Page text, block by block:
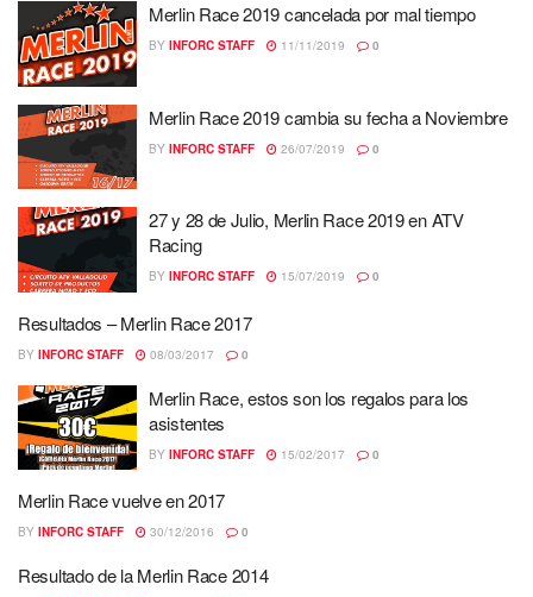
Merlin Race 2019 cancelada por mal tiempo
BY INFORC STAFF 11/11/2019 0
Merlin Race 2019 cambia su fecha a Noviembre
BY INFORC STAFF 26/07/2019 0
27 y 28 de Julio, Merlin Race 2019 en ATV
Racing
BY INFORC STAFF 15/07/2019 0
Resultados – Merlin Race 2017
BY INFORC STAFF 08/03/2017 0
Merlin Race, estos son los regalos para los
asistentes
BY INFORC STAFF 15/02/2017 0
Merlin Race vuelve en 2017
BY INFORC STAFF 30/12/2016 0
Resultado de la Merlin Race 2014